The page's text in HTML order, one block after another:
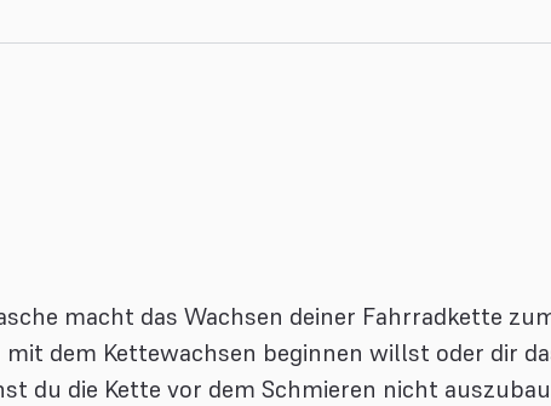
macht das Wachsen deiner Fahrradkette
dem Kettewachsen beginnen willst oder dir
du die Kette vor dem Schmieren nicht